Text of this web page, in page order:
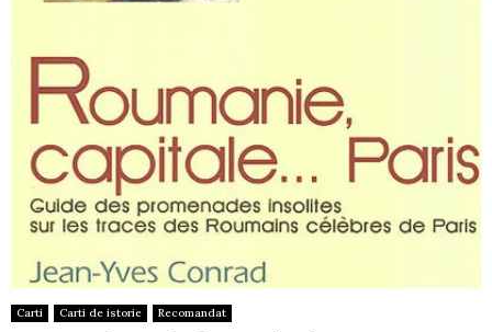
Carti Carti de istorie Recomandat